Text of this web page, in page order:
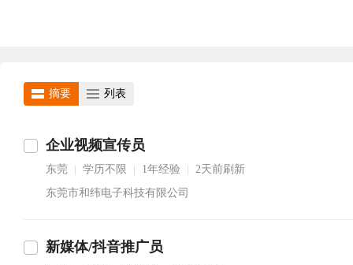
摘要 列表
企业视频宣传员
东莞 学历不限 1年经验
2天前刷新
东莞市和纬电子科技有限公司
新媒体/抖音推广员